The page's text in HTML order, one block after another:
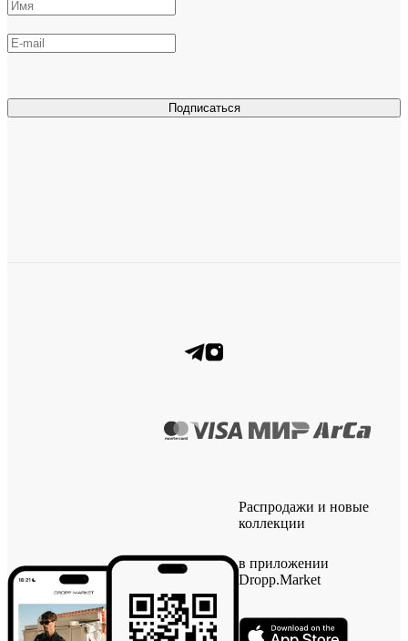
Подписаться
Распродажи и новые
коллекции
в приложении
Dropp.Market